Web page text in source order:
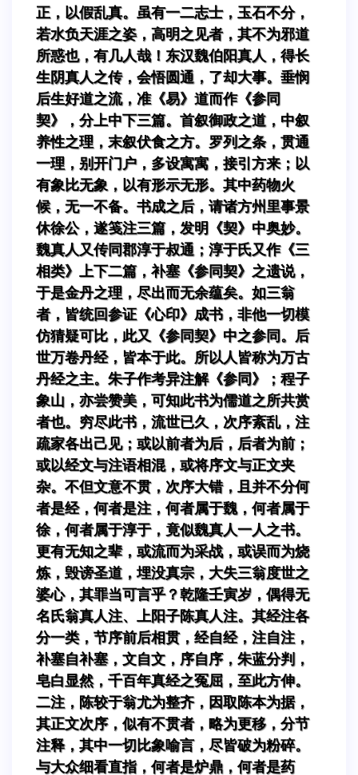
正，以假乱真。虽有一二志士，玉石不分，
若水负天涯之姿，高明之见者，其不为邪道
所惑也，有几人哉！东汉魏伯阳真人，得长
生阴真人之传，会悟圆通，了却大事。垂悯
后生好道之流，准《易》道而作《参同
契》，分上中下三篇。首叙御政之道，中叙
养性之理，末叙伏食之方。罗列之条，贯通
一理，别开门户，多设寓寓，接引方来；以
有象比无象，以有形示无形。其中药物火
候，无一不备。书成之后，请诸方州里事景
休徐公，遂笺注三篇，发明《契》中奥妙。
魏真人又传同郡淳于叔通；淳于氏又作《三
相类》上下二篇，补塞《参同契》之遗说，
于是金丹之理，尽出而无余蕴矣。如三翁
者，皆统回参证《心印》成书，非他一切模
仿猜疑可比，此又《参同契》中之参同。后
世万卷丹经，皆本于此。所以人皆称为万古
丹经之主。朱子作考异注解《参同》；程子
象山，亦尝赞美，可知此书为儒道之所共赏
者也。穷尽此书，流世已久，次序紊乱，注
疏家各出己见；或以前者为后，后者为前；
或以经文与注语相混，或将序文与正文夹
杂。不但文意不贯，次序大错，且并不分何
者是经，何者是注，何者属于魏，何者属于
徐，何者属于淳于，竟似魏真人一人之书。
更有无知之辈，或流而为采战，或误而为烧
炼，毁谤圣道，埋没真宗，大失三翁度世之
婆心，其罪当可言乎？乾隆壬寅岁，偶得无
名氏翁真人注、上阳子陈真人注。其经注各
分一类，节序前后相贯，经自经，注自注，
补塞自补塞，文自文，序自序，朱蓝分判，
皂白显然，千百年真经之冤屈，至此方伸。
二注，陈较于翁尤为整齐，因取陈本为据，
其正文次序，似有不贯者，略为更移，分节
注释，其中一切比象喻言，尽皆破为粉碎。
与大众细看直指，何者是炉鼎，何者是药